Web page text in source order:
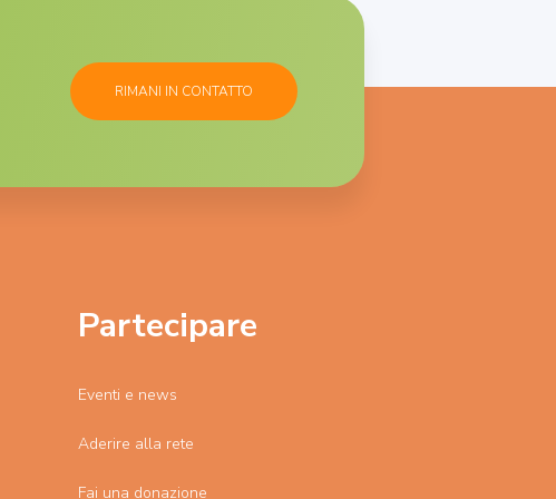
RIMANI IN CONTATTO
Partecipare
Eventi e news
Aderire alla rete
Fai una donazione